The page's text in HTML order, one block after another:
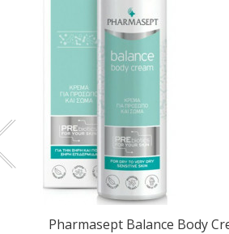
Pharmasept Balance Body